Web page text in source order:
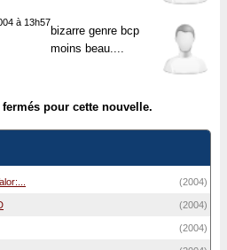
à 13h57
bizarre genre bcp
moins beau....
pour cette nouvelle.
(2004)
(2004)
(2004)